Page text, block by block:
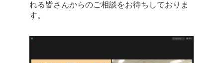
れる皆さんからのご相談をお待ちしておりま
す。